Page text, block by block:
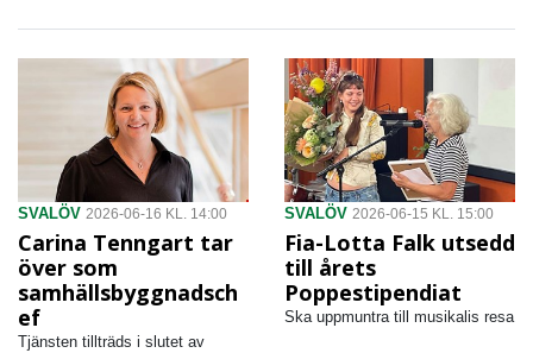
SVALÖV 2026-06-16 KL. 14:00
Carina Tenngart tar
över som
samhällsbyggnadsch
ef
Tjänsten tillträds i slutet av
SVALÖV 2026-06-15 KL. 15:00
Fia-Lotta Falk utsedd
till årets
Poppestipendiat
Ska uppmuntra till musikalis resa